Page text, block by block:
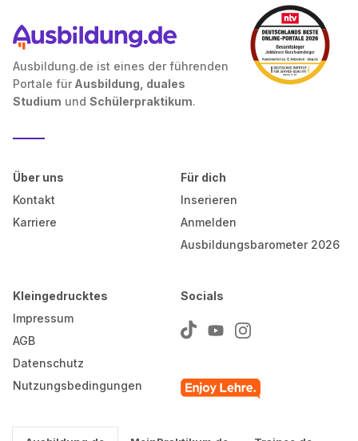
Ausbildung.de ist eines der führenden
Portale für Ausbildung, duales
Studium und Schülerpraktikum.
Über uns
Kontakt
Karriere
Für dich
Inserieren
Anmelden
Ausbildungsbarometer 2026
Kleingedrucktes
Impressum
AGB
Datenschutz
Nutzungsbedingungen
Socials